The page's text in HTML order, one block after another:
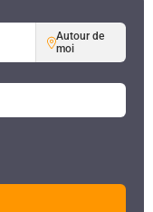
Autour de
moi